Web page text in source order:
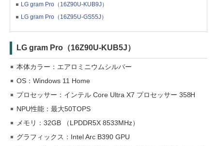
LG gram Pro（16Z90U-KUB9J）
LG gram Pro（16Z95U-GS55J）
LG gram Pro（16Z90U-KUB5J）
本体カラー：エアロミニウムシルバー
OS：Windows 11 Home
プロセッサー：インテル Core Ultra X7 プロセッサー 358H
NPU性能：最大50TOPS
メモリ：32GB （LPDDR5X 8533MHz）
グラフィックス：Intel Arc B390 GPU